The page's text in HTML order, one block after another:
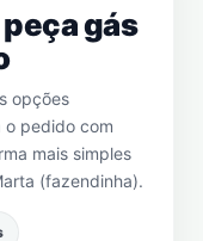
gás
opções
o pedido com
mais simples
(fazendinha).